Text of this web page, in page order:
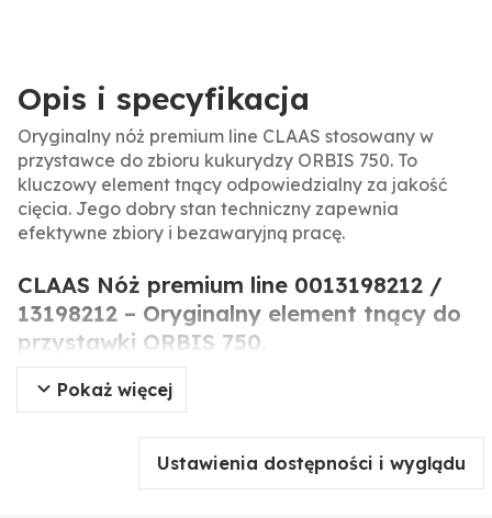
Opis i specyfikacja
Oryginalny nóż premium line CLAAS stosowany w
przystawce do zbioru kukurydzy ORBIS 750. To
kluczowy element tnący odpowiedzialny za jakość
cięcia. Jego dobry stan techniczny zapewnia
efektywne zbiory i bezawaryjną pracę.
CLAAS Nóż premium line 0013198212 /
13198212 – Oryginalny element tnący do
przystawki ORBIS 750.
Oryginalny nóż premium line CLAAS to precyzyjnie
wykonany element tnący stosowany w przystawce do
kukurydzy ORBIS 750. Odpowiada za czyste i równe
cięcie łodyg, co ma kluczowe znaczenie dla
wydajności zbioru. Wymiana zużytego noża
Pokaż więcej
Ustawienia dostępności i wyglądu